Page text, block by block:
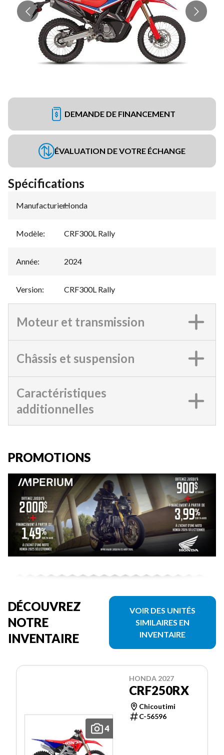
DEMANDE DE FINANCEMENT
ÉVALUATION DE VOTRE ÉCHANGE
Spécifications
Manufacturier:
Honda
Modèle: CRF300L Rally
Année: 2024
Version: CRF300L Rally
Moteur et transmission
Châssis et suspension
Caractéristiques
additionnelles
PROMOTIONS
DÉCOUVREZ
NOTRE
INVENTAIRE
VOIR DES UNITÉS
SIMILAIRES EN
INVENTAIRE
4
HONDA 2027
CRF250RX
Chicoutimi
C-56596